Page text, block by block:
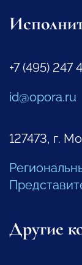
+7 (495) 247
id@opora.ru
127473, г.
Другие